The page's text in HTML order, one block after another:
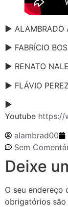
► ALAMBRADO
► FABRÍCIO
► RENATO
► FLÁVIO PEREZ
►
Youtube https://
alambrad00
Sem
Deixe
O seu endereço
obrigatórios